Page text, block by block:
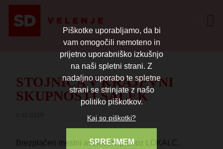
STOJNICA V KRAJEVNI
SKUPNOSTI ŠALEK
Brezplačen mestni avtobusni prevoz LOKALC,
Piškotke uporabljamo, da bi
vam omogočili nemoteno in
prijetno uporabniško izkušnjo
na naši spletni strani. Z
nadaljno uporabo te spletne
strani se strinjate z našo
politiko piškotkov.
Kaj so piškotki?
SPREJMEM